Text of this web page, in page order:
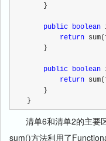
    }
public boolean
return
    }
public boolean
return
    }
}
清单6和清单2的主要区
sum()方法利用了